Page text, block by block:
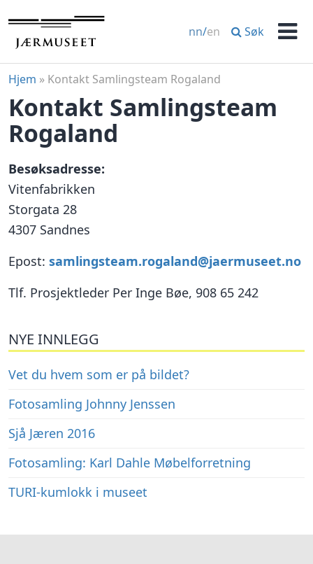
til
innhold
nn/en Søk
Hjem » Kontakt Samlingsteam Rogaland
Kontakt Samlingsteam
Rogaland
Besøksadresse:
Vitenfabrikken
Storgata 28
4307 Sandnes
Epost: samlingsteam.rogaland@jaermuseet.no
Tlf. Prosjektleder Per Inge Bøe, 908 65 242
NYE INNLEGG
Vet du hvem som er på bildet?
Fotosamling Johnny Jenssen
Sjå Jæren 2016
Fotosamling: Karl Dahle Møbelforretning
TURI-kumlokk i museet